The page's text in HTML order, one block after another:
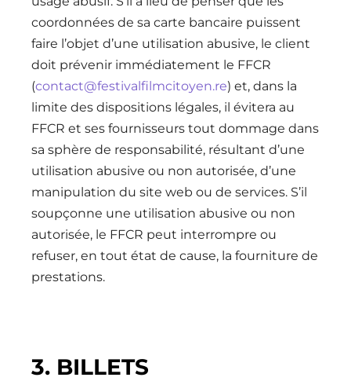
coordonnées de sa carte bancaire puissent
faire l’objet d’une utilisation abusive, le client
doit prévenir immédiatement le FFCR
(contact@festivalfilmcitoyen.re) et, dans la
limite des dispositions légales, il évitera au
FFCR et ses fournisseurs tout dommage dans
sa sphère de responsabilité, résultant d’une
utilisation abusive ou non autorisée, d’une
manipulation du site web ou de services. S’il
soupçonne une utilisation abusive ou non
autorisée, le FFCR peut interrompre ou
refuser, en tout état de cause, la fourniture de
prestations.
3. BILLETS